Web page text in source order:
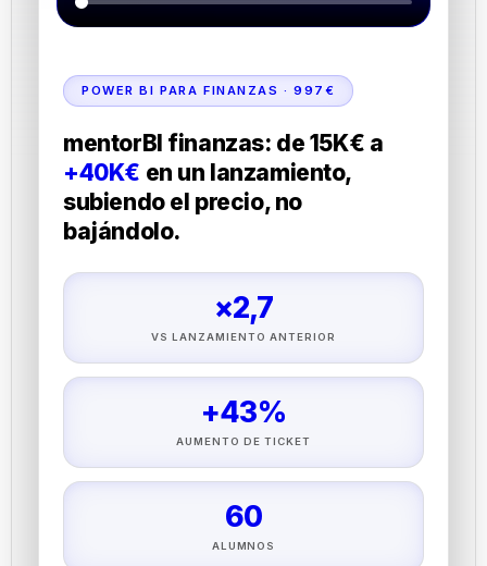
POWER BI PARA FINANZAS · 997€
mentorBI finanzas: de 15K€ a
+40K€ en un lanzamiento,
subiendo el precio, no
bajándolo.
×2,7
VS LANZAMIENTO ANTERIOR
+43%
AUMENTO DE TICKET
60
ALUMNOS